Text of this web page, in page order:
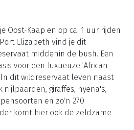
Oost-Kaap en op ca. 1 uur rijden
Elizabeth vind je dit
middenin de bush. Een
voor een luxueuze 'African
In dit wildreservaat leven naast
nijlpaarden, giraffes, hyena's,
en zo'n 270
komt hier ook de zeldzame